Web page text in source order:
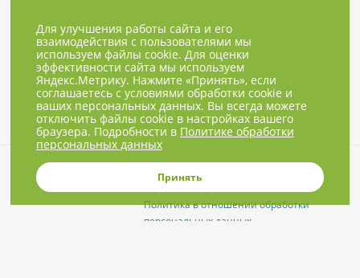
© 2001-2026, NBPrice.ru — проект
Политика в отношении обработки
персональных данных
Для улучшения работы сайта и его
взаимодействия с пользователями мы
используем файлы cookie. Для оценки
эффективности сайта мы используем
Яндекс.Метрику. Нажмите «Принять», если
соглашаетесь с условиями обработки cookie и
ваших персональных данных. Вы всегда можете
отключить файлы cookie в настройках вашего
браузера. Подробности в Политике обработки
персональных данных
Принять